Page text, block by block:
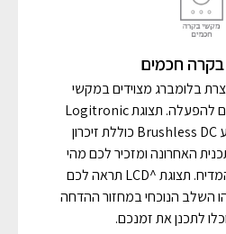
חכמים
בלומברג מצוידים במקשי
בקרה אלקטרוניים קלים להפעלה. תצוגת Logitronic
במדיחי כלים עם מנוע Brushless DC כוללת זיכרון
האחרונה ומזכיר לכם מהי
בהפעלה הבאה של המדיח. תצוגת ^LCD תראה לכם
השלב הנוכחי במחזור ההדחה
לתכנן את זמנכם.